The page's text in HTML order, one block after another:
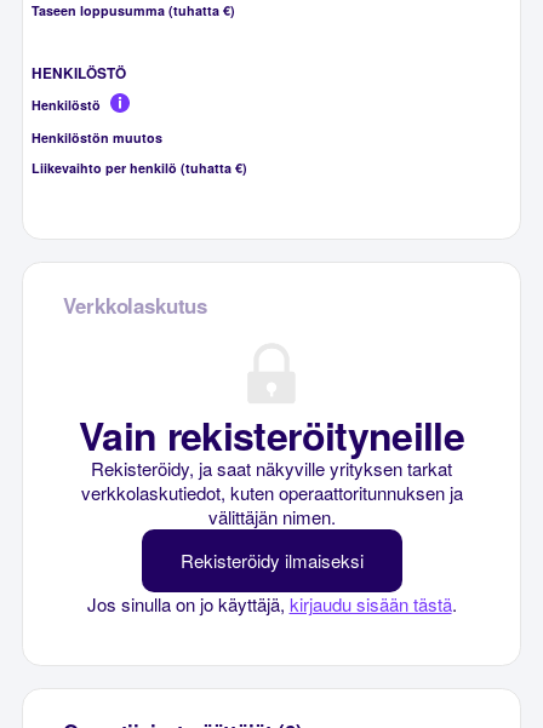
Taseen loppusumma (tuhatta €)
HENKILÖSTÖ
Henkilöstö
Henkilöstön muutos
Liikevaihto per henkilö (tuhatta €)
Verkkolaskutus
Vain rekisteröityneille
Rekisteröidy, ja saat näkyville yrityksen tarkat
verkkolaskutiedot, kuten operaattoritunnuksen ja
välittäjän nimen.
Rekisteröidy ilmaiseksi
Jos sinulla on jo käyttäjä, kirjaudu sisään tästä.